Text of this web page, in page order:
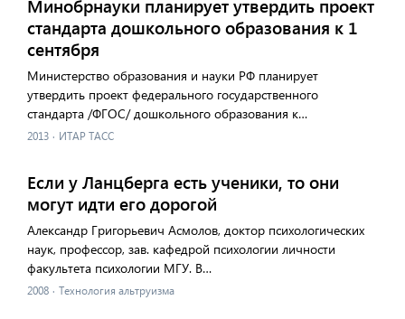
Минобрнауки планирует утвердить проект
стандарта дошкольного образования к 1
сентября
Министерство образования и науки РФ планирует
утвердить проект федерального государственного
стандарта /ФГОС/ дошкольного образования к…
2013 · ИТАР ТАСС
Если у Ланцберга есть ученики, то они
могут идти его дорогой
Александр Григорьевич Асмолов, доктор психологических
наук, профессор, зав. кафедрой психологии личности
факультета психологии МГУ. В…
2008 · Технология альтруизма